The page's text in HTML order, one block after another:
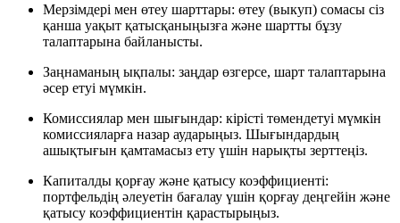
Мерзімдері мен өтеу шарттары: өтеу (выкуп) сомасы сіз
қанша уақыт қатысқаныңызға және шартты бұзу
талаптарына байланысты.
Заңнаманың ықпалы: заңдар өзгерсе, шарт талаптарына
әсер етуі мүмкін.
Комиссиялар мен шығындар: кірісті төмендетуі мүмкін
комиссияларға назар аударыңыз. Шығындардың
ашықтығын қамтамасыз ету үшін нарықты зерттеңіз.
Капиталды қорғау және қатысу коэффициенті:
портфельдің әлеуетін бағалау үшін қорғау деңгейін және
қатысу коэффициентін қарастырыңыз.